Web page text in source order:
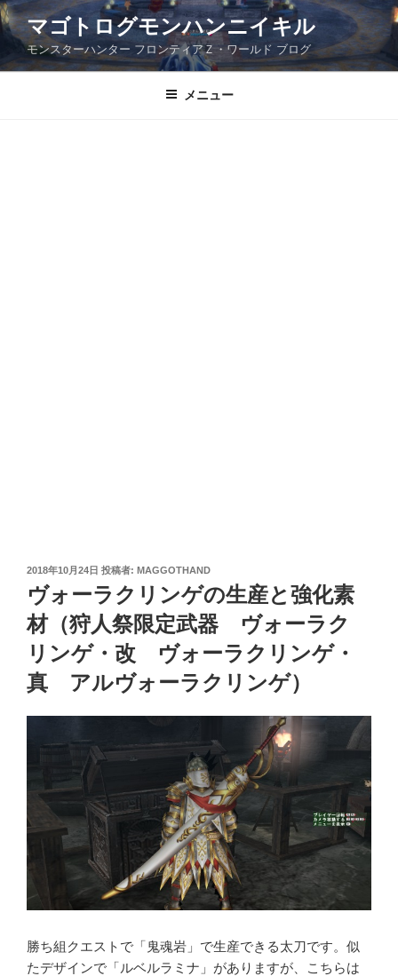
コ
ン
ン
マゴトログモンハンニイキル
モンスターハンター フロンティアＺ・ワールド ブログ
メニュー
投
日:
2018年10月24日 投稿者: MAGGOTHAND
ヴォーラクリンゲの生産と強化素
材（狩人祭限定武器 ヴォーラク
リンゲ・改 ヴォーラクリンゲ・
真 アルヴォーラクリンゲ）
勝ち組クエストで「鬼魂岩」で生産できる太刀です。似
たデザインで「ルベルラミナ」がありますが、こちらは